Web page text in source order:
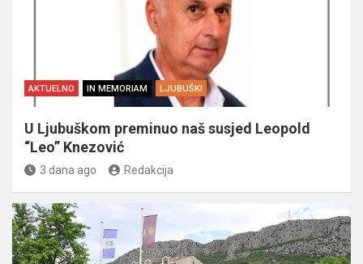
AKTUELNO IN MEMORIAM LJUBUŠKI
U Ljubuškom preminuo naš susjed Leopold
“Leo” Knezović
3 dana ago Redakcija